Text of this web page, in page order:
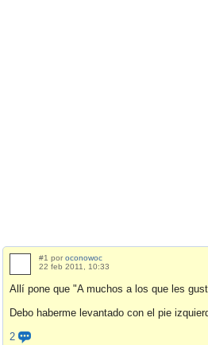
#1 por oconowoc
22 feb 2011, 10:33
Allí pone que "A muchos a los que les
Debo haberme levantado con el pie
2